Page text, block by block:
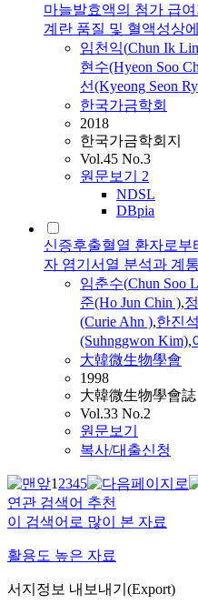
마늘발효액의 첨가 급
계란 품질 및 혈액성상
임천익(Chun Ik
현수(Hyeon Soo
선(Kyeong Seon
한국가금학회
2018
한국가금학회지
Vol.45 No.3
원문보기 2
NDSL
DBpia
신증후출혈열 환자로부
자 염기서열 분석과 계
임춘수(Chun Soo
준(Ho Jun Chin ),
(Curie Ahn ),한진
(Suhnggwon Kim),
大韓微生物學會
1998
大韓微生物學會誌
Vol.33 No.2
원문보기
복사/대출신청
12345
연관 검색어 추천
이 검색어로 많이 본 자료
활용도 높은 자료
서지정보 내보내기(Export)